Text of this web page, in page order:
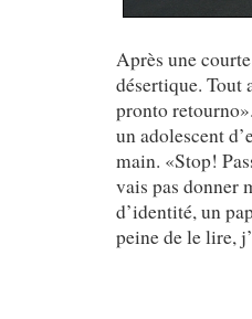
Après une
désertique.
pronto
un adolescent
main. «Stop!
vais pas donner
d’identité, un
peine de le lire,